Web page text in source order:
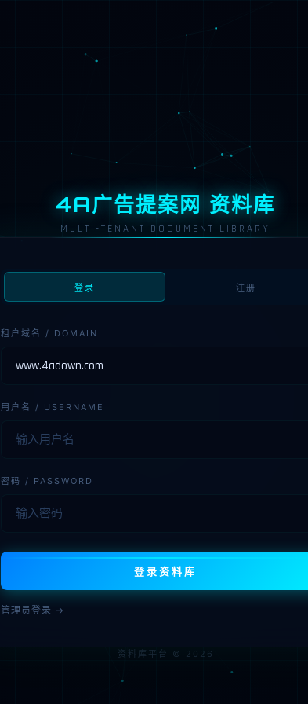
4A广告提案网 资料库
MULTI-TENANT DOCUMENT LIBRARY
登录 注册
租户域名 / DOMAIN
用户名 / USERNAME
密码 / PASSWORD
登录资料库
管理员登录 →
资料库平台 © 2026